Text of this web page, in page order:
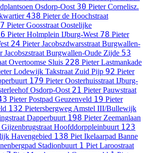
Osdorp-Oost 30 Pieter Cornelisz.
438 Pieter de Hoochstraat
Pieter Goosstraat Oostelijke
Pieter Holmplein IJburg-West 78 Pieter
24 Pieter Jacobszdwarsstraat Burgwallen-
Jacobszstraat Burgwallen-Oude Zijde 53
Overtoomse Sluis 228 Pieter Lastmankade
Lodewijk Takstraat Zuid Pijp 92 Pieter
179 Pieter Oosterhuisstraat IJburg-
Osdorp-Oost 21 Pieter Pauwstraat
Pieter Postpad Geuzenveld 19 Pieter
132 PietersbergwegAmstel III/Bullewijk
Dapperbuurt 198 Pieter Zeemanlaan
Gijzenbrugstraat Hoofddorppleinbuurt 123
Havengebied 138 Piet Ikelaarpad Banne
Stadionbuurt 1 Piet Laroostraat